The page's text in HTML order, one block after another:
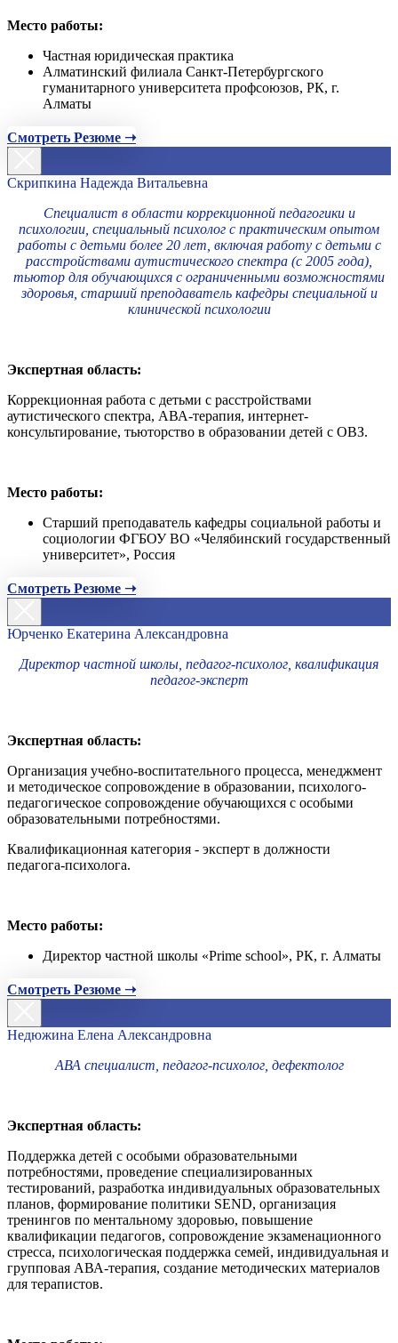
Место работы:
Частная юридическая практика
Алматинский филиала Санкт-Петербургского
гуманитарного университета профсоюзов, РК, г.
Алматы
Смотреть Резюме ➝
Скрипкина Надежда Витальевна
Специалист в области коррекционной педагогики и
психологии, специальный психолог с практическим опытом
работы с детьми более 20 лет, включая работу с детьми с
расстройствами аутистического спектра (с 2005 года),
тьютор для обучающихся с ограниченными возможностями
здоровья, старший преподаватель кафедры специальной и
клинической психологии
Экспертная область:
Коррекционная работа с детьми с расстройствами
аутистического спектра, АВА-терапия, интернет-
консультирование, тьюторство в образовании детей с ОВЗ.
Место работы:
Старший преподаватель кафедры социальной работы и
социологии ФГБОУ ВО «Челябинский государственный
университет», Россия
Смотреть Резюме ➝
Юрченко Екатерина Александровна
Директор частной школы, педагог-психолог, квалификация
педагог-эксперт
Экспертная область:
Организация учебно-воспитательного процесса, менеджмент
и методическое сопровождение в образовании, психолого-
педагогическое сопровождение обучающихся с особыми
образовательными потребностями.
Квалификационная категория - эксперт в должности
педагога-психолога.
Место работы:
Директор частной школы «Prime school», РК, г. Алматы
Смотреть Резюме ➝
Недюжина Елена Александровна
АВА специалист, педагог-психолог, дефектолог
Экспертная область:
Поддержка детей с особыми образовательными
потребностями, проведение специализированных
тестирований, разработка индивидуальных образовательных
планов, формирование политики SEND, организация
тренингов по ментальному здоровью, повышение
квалификации педагогов, сопровождение экзаменационного
стресса, психологическая поддержка семей, индивидуальная и
групповая АВА-терапия, создание методических материалов
для терапистов.